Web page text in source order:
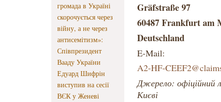
громада в Україні
скорочується через
війну, а не через
антисемітизм»:
Співпрезидент
Вааду України
Едуард Шифрін
виступив на сесії
ВЄК у Женеві
Gräfstraße 97
60487 Frankfurt am
Deutschland
E-Mail:
A2-HF-
Джерело: офіційний
Києві